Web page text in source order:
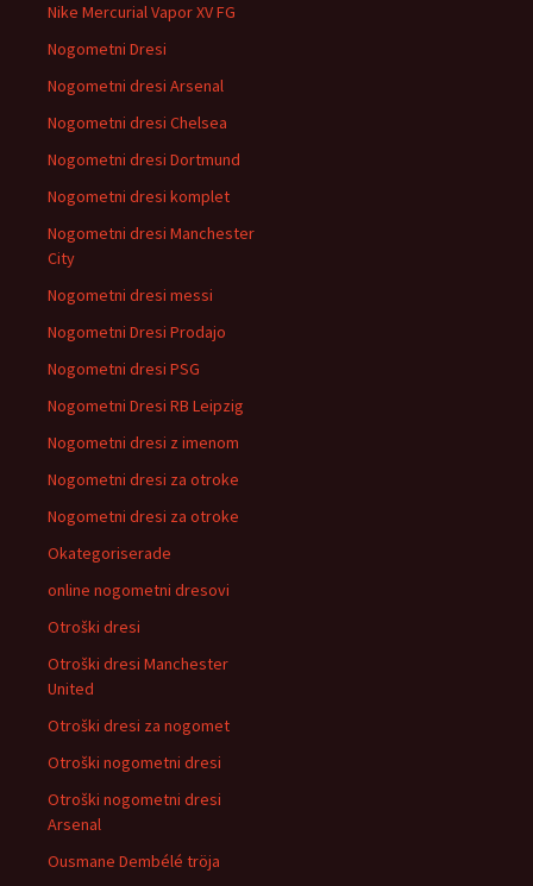
Nike Mercurial Vapor XV FG
Nogometni Dresi
Nogometni dresi Arsenal
Nogometni dresi Chelsea
Nogometni dresi Dortmund
Nogometni dresi komplet
Nogometni dresi Manchester
City
Nogometni dresi messi
Nogometni Dresi Prodajo
Nogometni dresi PSG
Nogometni Dresi RB Leipzig
Nogometni dresi z imenom
Nogometni dresi za otroke
Nogometni dresi za otroke
Okategoriserade
online nogometni dresovi
Otroški dresi
Otroški dresi Manchester
United
Otroški dresi za nogomet
Otroški nogometni dresi
Otroški nogometni dresi
Arsenal
Ousmane Dembélé tröja